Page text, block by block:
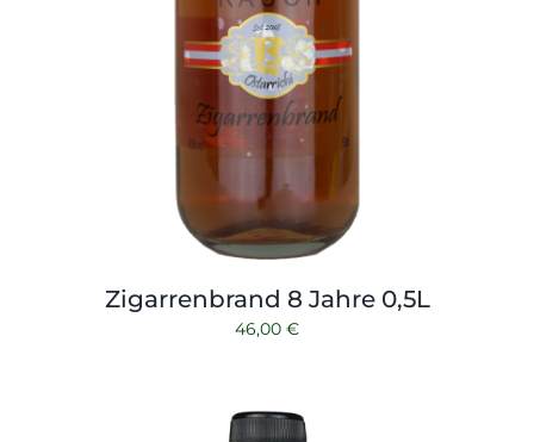
Zigarrenbrand 8 Jahre 0,5L
46,00 €